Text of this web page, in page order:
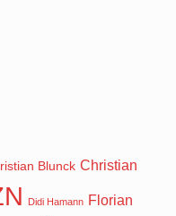
Blunck Christian
Didi Hamann Florian